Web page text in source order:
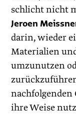
schlicht nicht
Jeroen
darin, wieder
Materialien
umzunutzen
nachfolgenden
ihre Weise